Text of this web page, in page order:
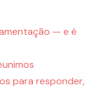
— e é
para responder,